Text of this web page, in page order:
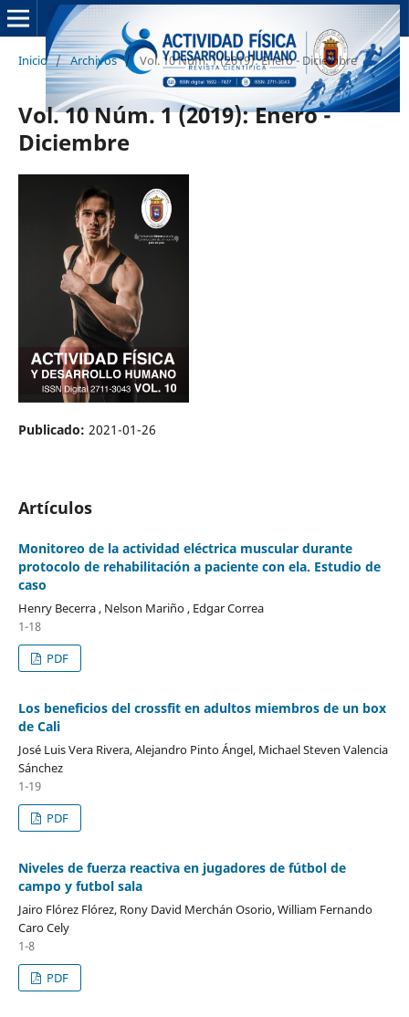
Inicio / Archivos / Vol. 10 Núm. 1 (2019): Enero - Diciembre
Vol. 10 Núm. 1 (2019): Enero -
Diciembre
Publicado: 2021-01-26
Artículos
Monitoreo de la actividad eléctrica muscular durante
protocolo de rehabilitación a paciente con ela. Estudio de
caso
Henry Becerra , Nelson Mariño , Edgar Correa
1-18
PDF
Los beneficios del crossfit en adultos miembros de un box
de Cali
José Luis Vera Rivera, Alejandro Pinto Ángel, Michael Steven Valencia
Sánchez
1-19
PDF
Niveles de fuerza reactiva en jugadores de fútbol de
campo y futbol sala
Jairo Flórez Flórez, Rony David Merchán Osorio, William Fernando
Caro Cely
1-8
PDF